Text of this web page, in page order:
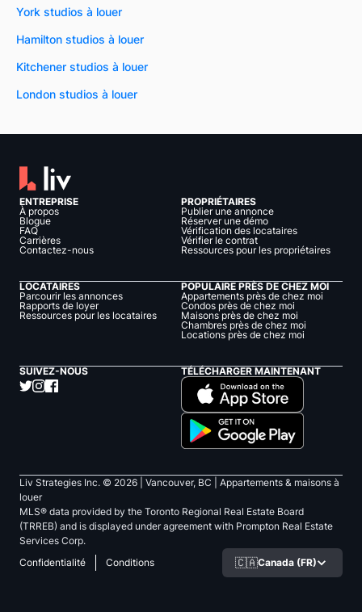
York studios à louer
Hamilton studios à louer
Kitchener studios à louer
London studios à louer
ENTREPRISE
À propos
Blogue
FAQ
Carrières
Contactez-nous
PROPRIÉTAIRES
Publier une annonce
Réserver une démo
Vérification des locataires
Vérifier le contrat
Ressources pour les propriétaires
LOCATAIRES
Parcourir les annonces
Rapports de loyer
Ressources pour les locataires
POPULAIRE PRÈS DE CHEZ MOI
Appartements près de chez moi
Condos près de chez moi
Maisons près de chez moi
Chambres près de chez moi
Locations près de chez moi
SUIVEZ-NOUS TÉLÉCHARGER MAINTENANT
Liv Strategies Inc. © 2026 | Vancouver, BC |
Appartements & maisons à
louer
MLS® data provided by the Toronto Regional Real Estate Board
(TRREB) and is displayed under agreement with Prompton Real Estate
Services Corp.
Confidentialité
Conditions 🇨🇦Canada (FR)